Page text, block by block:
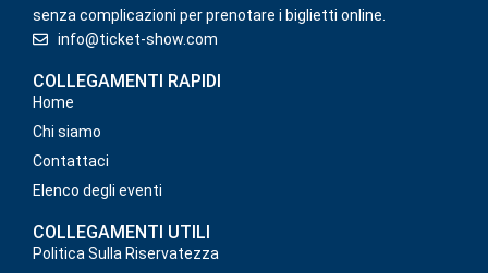
senza complicazioni per prenotare i biglietti online.
info@ticket-show.com
COLLEGAMENTI RAPIDI
Home
Chi siamo
Contattaci
Elenco degli eventi
COLLEGAMENTI UTILI
Politica Sulla Riservatezza